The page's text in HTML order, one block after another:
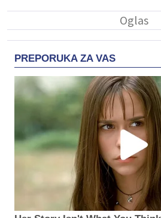
PREPORUKA ZA VAS